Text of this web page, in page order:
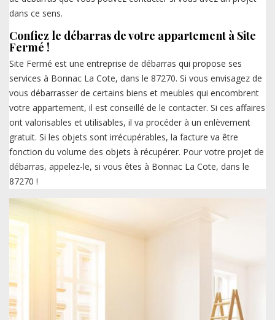
dans ce sens.
Confiez le débarras de votre appartement à Site
Fermé !
Site Fermé est une entreprise de débarras qui propose ses
services à Bonnac La Cote, dans le 87270. Si vous envisagez de
vous débarrasser de certains biens et meubles qui encombrent
votre appartement, il est conseillé de le contacter. Si ces affaires
ont valorisables et utilisables, il va procéder à un enlèvement
gratuit. Si les objets sont irrécupérables, la facture va être
fonction du volume des objets à récupérer. Pour votre projet de
débarras, appelez-le, si vous êtes à Bonnac La Cote, dans le
87270 !